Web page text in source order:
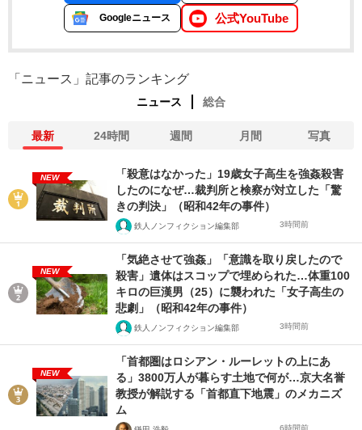
Googleニュース 公式YouTube
「ニュース」記事のランキング
ニュース 総合
最新 24時間 週間 月間 写真
NEW
「殺意はなかった」19歳女子高生を強姦殺害
したのになぜ…裁判所と検察が対立した「驚
きの判決」（昭和42年の事件）
鉄人ノンフィクション編集部 3時間前
NEW
「気絶させて強姦」「意識を取り戻したので
殺害」遺体はスコップで埋められた…体重100
キロの巨漢男（25）に襲われた「女子高生の
悲劇」（昭和42年の事件）
鉄人ノンフィクション編集部 3時間前
NEW
「首都圏はロシアン・ルーレットの上にあ
る」3800万人が暮らす土地で何が…京大名誉
教授が解説する「首都直下地震」のメカニズ
ム
6時間前